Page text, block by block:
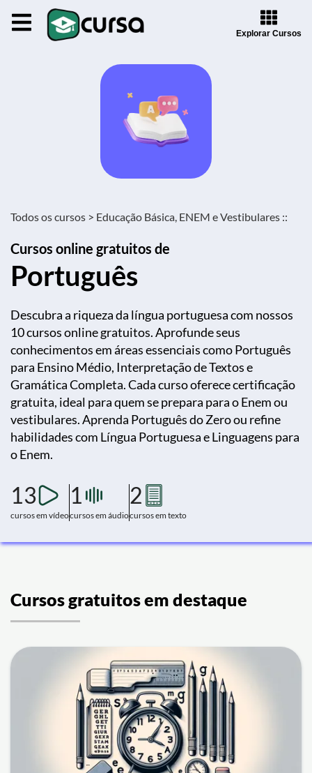
Explorar Cursos
Todos os cursos > Educação Básica, ENEM e Vestibulares ::
Cursos online gratuitos de
Português
Descubra a riqueza da língua portuguesa com nossos
10 cursos online gratuitos. Aprofunde seus
conhecimentos em áreas essenciais como Português
para Ensino Médio, Interpretação de Textos e
Gramática Completa. Cada curso oferece certificação
gratuita, ideal para quem se prepara para o Enem ou
vestibulares. Aprenda Português do Zero ou refine
habilidades com Língua Portuguesa e Linguagens para
o Enem.
13
cursos em vídeo
1
cursos em áudio
2
cursos em texto
Cursos gratuitos em destaque